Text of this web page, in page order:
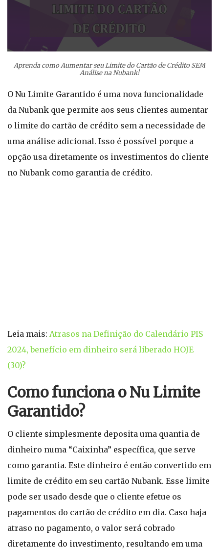
Aprenda como Aumentar seu Limite do Cartão de Crédito SEM
Análise na Nubank!
O Nu Limite Garantido é uma nova funcionalidade
da Nubank que permite aos seus clientes aumentar
o limite do cartão de crédito sem a necessidade de
uma análise adicional. Isso é possível porque a
opção usa diretamente os investimentos do cliente
no Nubank como garantia de crédito.
Leia mais: Atrasos na Definição do Calendário PIS
2024, benefício em dinheiro será liberado HOJE
(30)?
Como funciona o Nu Limite
Garantido?
O cliente simplesmente deposita uma quantia de
dinheiro numa “Caixinha” específica, que serve
como garantia. Este dinheiro é então convertido em
limite de crédito em seu cartão Nubank. Esse limite
pode ser usado desde que o cliente efetue os
pagamentos do cartão de crédito em dia. Caso haja
atraso no pagamento, o valor será cobrado
diretamente do investimento, resultando em uma